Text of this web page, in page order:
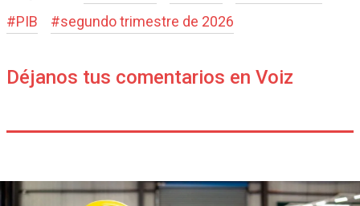
#PIB #segundo trimestre de 2026
Déjanos tus comentarios en Voiz